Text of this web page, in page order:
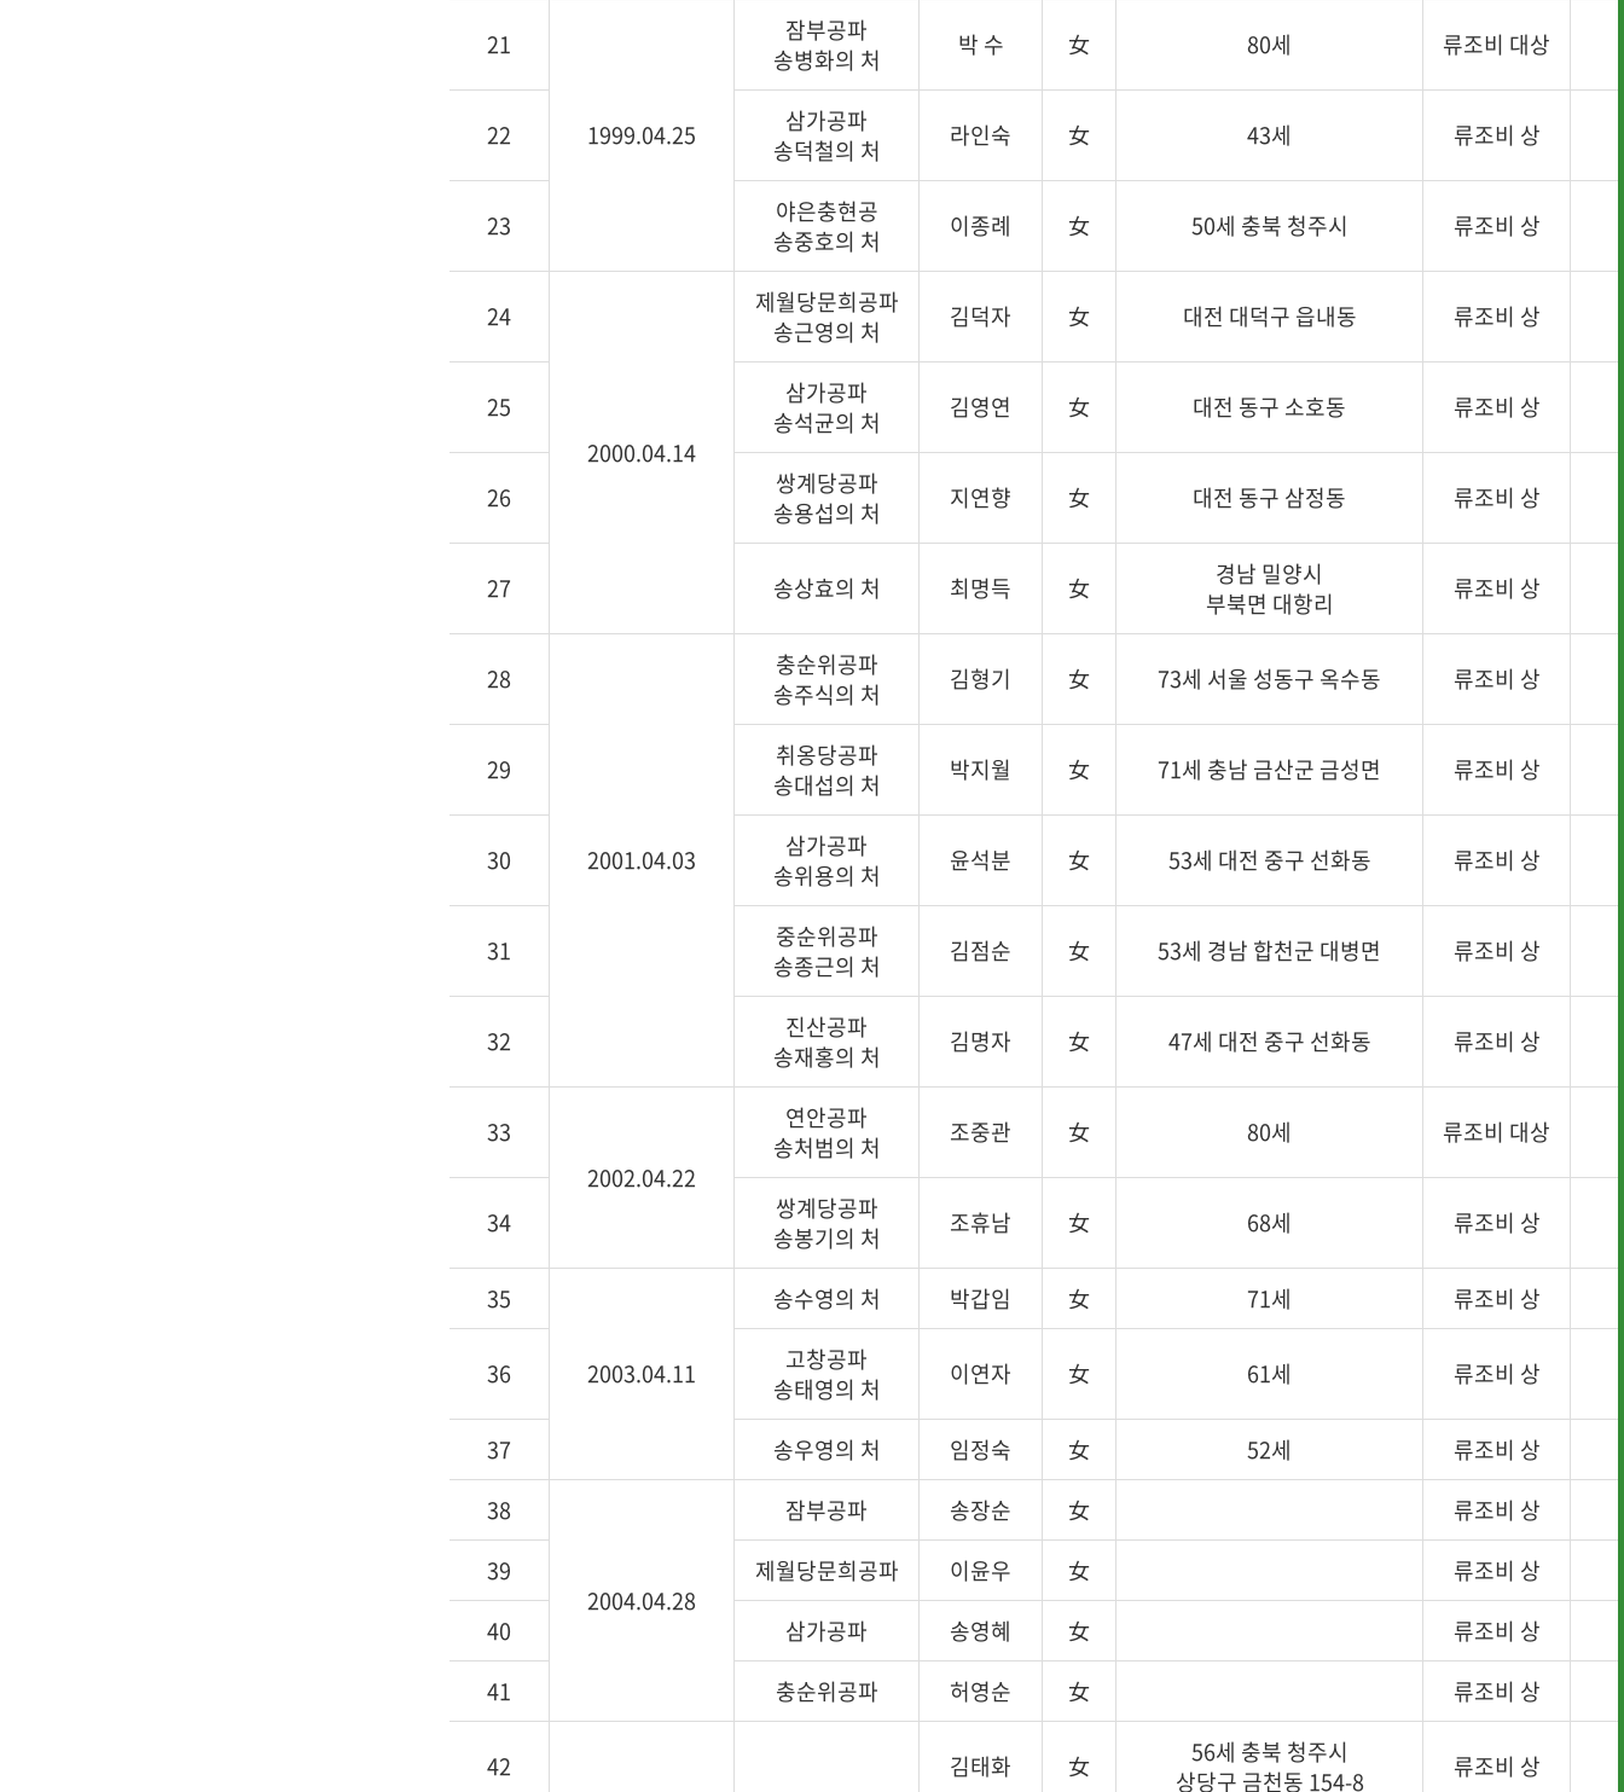
21
1999.04.25
잠부공파
송병화의 처
박 수 女 80세 류조비 대상
22
삼가공파
송덕철의 처
라인숙 女 43세 류조비 상
23
야은충현공
송중호의 처
이종례 女 50세 충북 청주시 류조비 상
24
2000.04.14
제월당문희공파
송근영의 처
김덕자 女 대전 대덕구 읍내동 류조비 상
25
삼가공파
송석균의 처
김영연 女 대전 동구 소호동 류조비 상
26
쌍계당공파
송용섭의 처
지연향 女 대전 동구 삼정동 류조비 상
27 송상효의 처 최명득 女
경남 밀양시
부북면 대항리
류조비 상
28
2001.04.03
충순위공파
송주식의 처
김형기 女 73세 서울 성동구 옥수동 류조비 상
29
취옹당공파
송대섭의 처
박지월 女 71세 충남 금산군 금성면 류조비 상
30
삼가공파
송위용의 처
윤석분 女 53세 대전 중구 선화동 류조비 상
31
중순위공파
송종근의 처
김점순 女 53세 경남 합천군 대병면 류조비 상
32
진산공파
송재홍의 처
김명자 女 47세 대전 중구 선화동 류조비 상
33
2002.04.22
연안공파
송처범의 처
조중관 女 80세 류조비 대상
34
쌍계당공파
송봉기의 처
조휴남 女 68세 류조비 상
35
2003.04.11
송수영의 처 박갑임 女 71세 류조비 상
36
고창공파
송태영의 처
이연자 女 61세 류조비 상
37 송우영의 처 임정숙 女 52세
류조비 상
38
2004.04.28
잠부공파 송장순 女
류조비 상
39
제월당문희공파 이윤우 女
류조비 상
40
삼가공파 송영혜 女
류조비 상
41
충순위공파 허영순 女 류조비 상
42 김태화 女
56세 충북 청주시
상당구 금천동 154-8
류조비 상